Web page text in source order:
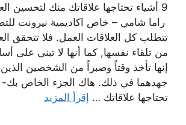
9 أشياء تحتاجها علاقاتك منك لتحسين
راما شامي – خاص اكاديمية نيرونت
تتطلب كل العلاقات العمل. فلا تتحقق
من تلقاء نفسها, كما أنها لا تبنى على
إنها تأخذ وقتاً وصبراً من الشخصين
جهدهما في ذلك. هاك الجزء الخاص بك-
تحتاجها علاقاتك … إقرأ المزيد